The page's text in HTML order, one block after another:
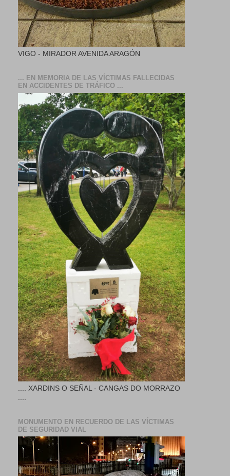
VIGO - MIRADOR AVENIDA ARAGÓN
... EN MEMORIA DE LAS VÍCTIMAS FALLECIDAS
EN ACCIDENTES DE TRÁFICO ...
.... XARDINS O SEÑAL - CANGAS DO MORRAZO
MONUMENTO EN RECUERDO DE LAS VÍCTIMAS
DE SEGURIDAD VIAL